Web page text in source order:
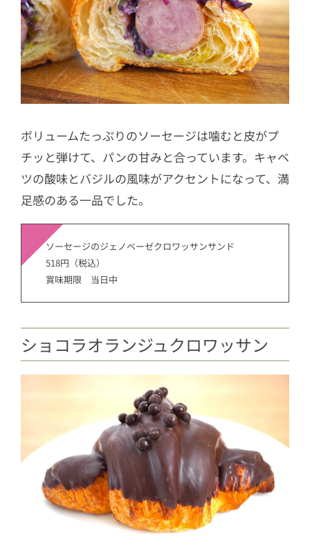
ボリュームたっぷりのソーセージは噛むと皮がプ
チッと弾けて、パンの甘みと合っています。キャベ
ツの酸味とバジルの風味がアクセントになって、満
足感のある一品でした。
ソーセージのジェノベーゼクロワッサンサンド
518円（税込）
賞味期限 当日中
ショコラオランジュクロワッサン